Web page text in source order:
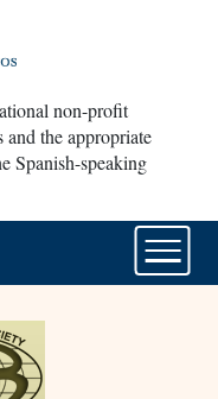
non-profit
and the appropriate
Spanish-speaking